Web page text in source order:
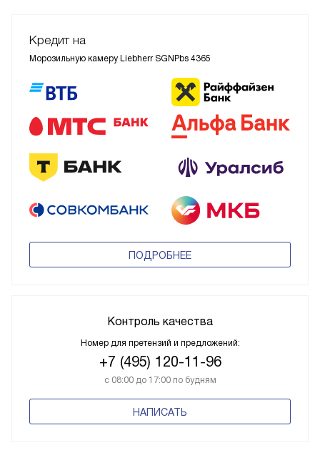
Кредит на
Морозильную камеру Liebherr SGNPbs 4365
ПОДРОБНЕЕ
Контроль качества
Номер для претензий и предложений:
+7 (495) 120-11-96
с 08:00 до 17:00 по будням
НАПИСАТЬ